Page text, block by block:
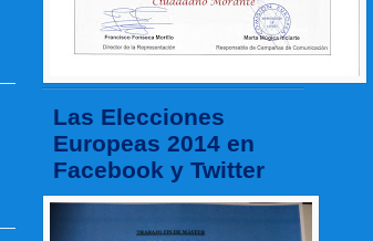
Las Elecciones
Europeas 2014 en
Facebook y Twitter